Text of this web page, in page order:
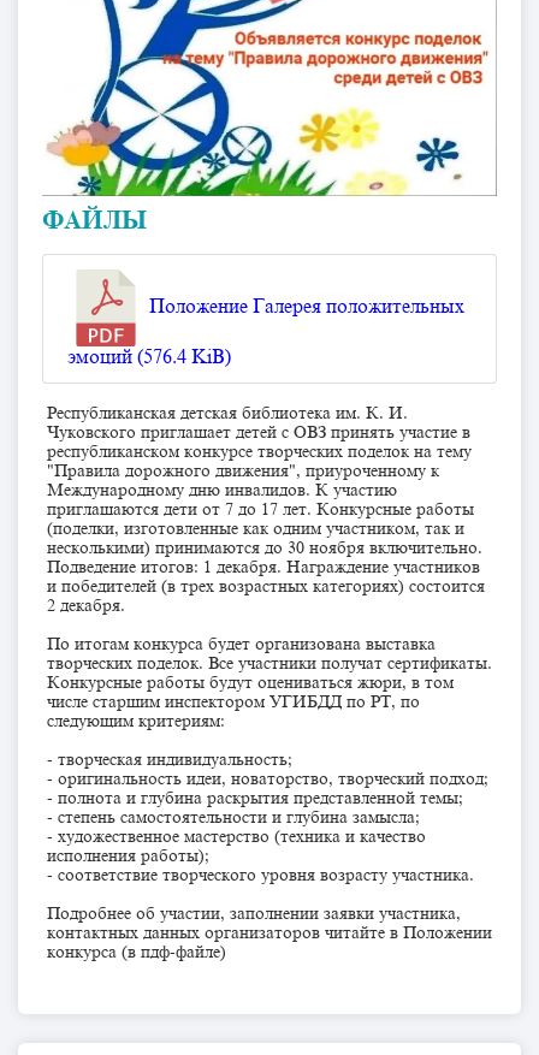
ФАЙЛЫ
Положение Галерея положительных
эмоций (576.4 KiB)
Республиканская детская библиотека им. К. И.
Чуковского приглашает детей с ОВЗ принять участие в
республиканском конкурсе творческих поделок на тему
"Правила дорожного движения", приуроченному к
Международному дню инвалидов. К участию
приглашаются дети от 7 до 17 лет. Конкурсные работы
(поделки, изготовленные как одним участником, так и
несколькими) принимаются до 30 ноября включительно.
Подведение итогов: 1 декабря. Награждение участников
и победителей (в трех возрастных категориях) состоится
2 декабря.
По итогам конкурса будет организована выставка
творческих поделок. Все участники получат сертификаты.
Конкурсные работы будут оцениваться жюри, в том
числе старшим инспектором УГИБДД по РТ, по
следующим критериям:
- творческая индивидуальность;
- оригинальность идеи, новаторство, творческий подход;
- полнота и глубина раскрытия представленной темы;
- степень самостоятельности и глубина замысла;
- художественное мастерство (техника и качество
исполнения работы);
- соответствие творческого уровня возрасту участника.
Подробнее об участии, заполнении заявки участника,
контактных данных организаторов читайте в Положении
конкурса (в пдф-файле)